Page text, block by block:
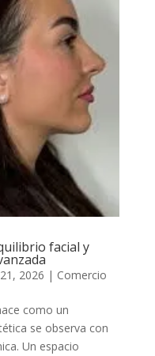
facial y
2026 | Comercio
como un
se observa con
Un espacio